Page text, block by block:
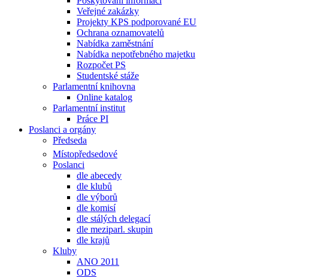
Veřejné zakázky
Projekty KPS podporované EU
Ochrana oznamovatelů
Nabídka zaměstnání
Nabídka nepotřebného majetku
Rozpočet PS
Studentské stáže
Parlamentní knihovna
Online katalog
Parlamentní institut
Práce PI
Poslanci a orgány
Předseda
Místopředsedové
Poslanci
dle abecedy
dle klubů
dle výborů
dle komisí
dle stálých delegací
dle meziparl. skupin
dle krajů
Kluby
ANO 2011
ODS